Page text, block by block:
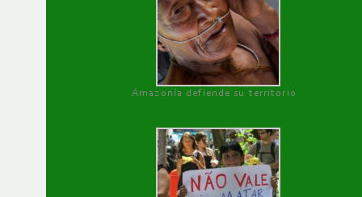
Amazonía defiende su territorio